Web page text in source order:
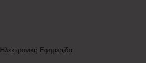
Ηλεκτρονική Εφημερίδα